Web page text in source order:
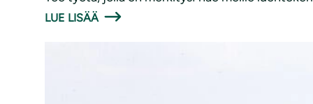
LUE LISÄÄ